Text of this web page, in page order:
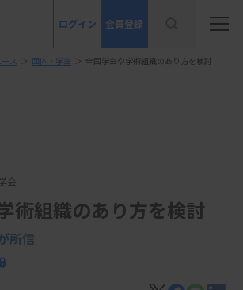
ログイン 会員登録
ス ＞ 団体・学会 ＞ 全国学会や学術組織のあり方を検討
会
術組織のあり方を検討
所信